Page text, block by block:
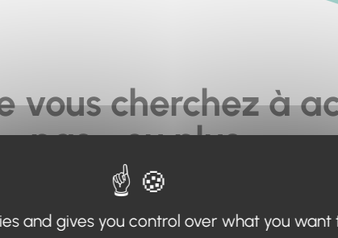
vous cherchez à
pas... ou plus.
recherche en haut de page, ou à utiliser le menu
Retour à l'accueil
and gives you control over what you